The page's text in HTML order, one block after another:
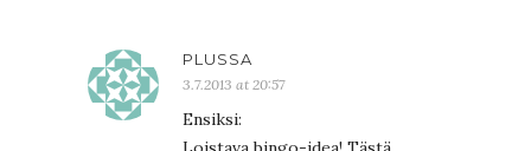
PLUSSA
3.7.2013 at 20:57
Ensiksi: